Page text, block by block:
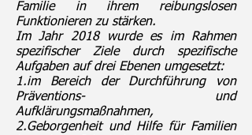
Familie in ihrem reibungslosen
Funktionieren zu stärken.
Im Jahr 2018 wurde es im Rahmen
spezifischer Ziele durch spezifische
Aufgaben auf drei Ebenen umgesetzt:
1.im Bereich der Durchführung von
Präventions- und
Aufklärungsmaßnahmen,
2.Geborgenheit und Hilfe für Familien